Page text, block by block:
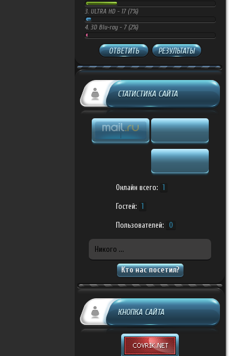
3. ULTRA HD - 17 (7%)
4. 3D Blu-ray - 7 (2%)
ОТВЕТИТЬ РЕЗУЛЬТАТЫ
СТАТИСТИКА САЙТА
Онлайн всего: 1
Гостей: 1
Пользователей: 0
Никого ...
Кто нас посетил?
КНОПКА САЙТА